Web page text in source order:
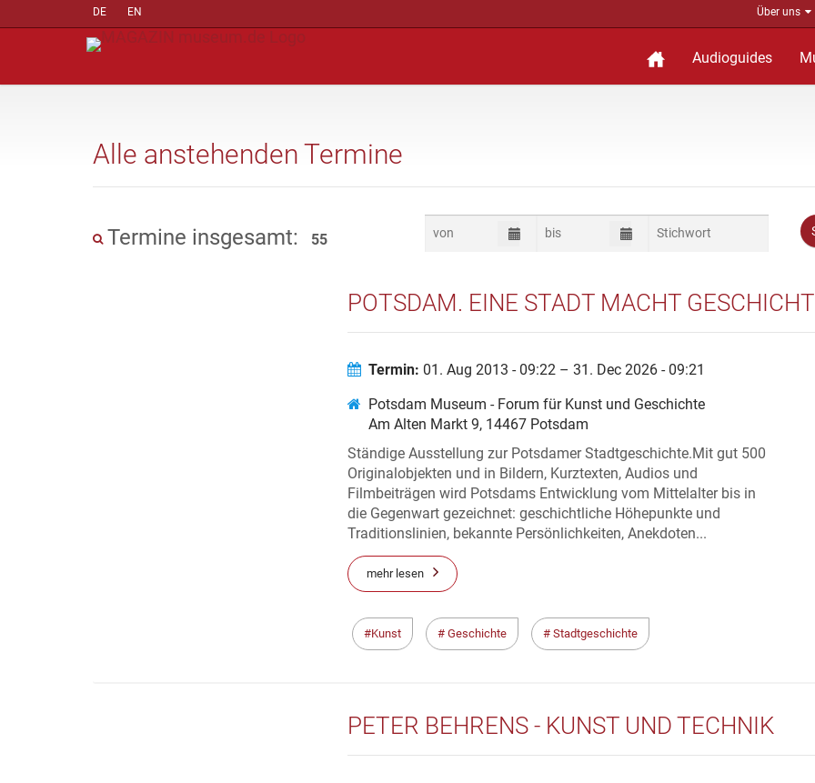
DE EN Über uns
Audioguides
Alle anstehenden Termine
Termine insgesamt: 55
POTSDAM. EINE STADT MACHT
Termin: 01. Aug 2013 - 09:22 – 31. Dec 2026 - 09:21
Potsdam Museum - Forum für Kunst und Geschichte
Am Alten Markt 9, 14467 Potsdam
Ständige Ausstellung zur Potsdamer Stadtgeschichte.Mit gut 500
Originalobjekten und in Bildern, Kurztexten, Audios und
Filmbeiträgen wird Potsdams Entwicklung vom Mittelalter bis in
die Gegenwart gezeichnet: geschichtliche Höhepunkte und
Traditionslinien, bekannte Persönlichkeiten, Anekdoten...
mehr lesen
Kunst Geschichte Stadtgeschichte
PETER BEHRENS - KUNST UND TECHNIK